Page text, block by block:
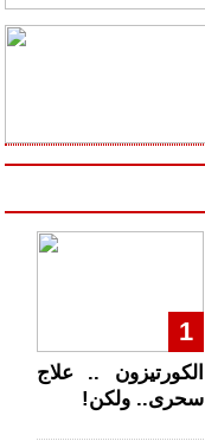
1
الكورتيزون .. علاج
سحرى.. ولكن!